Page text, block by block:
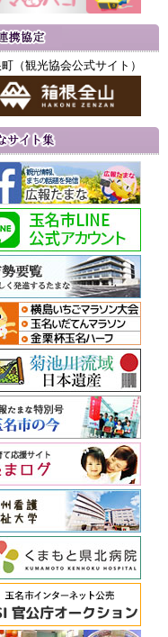
（観光協会公式サイト）